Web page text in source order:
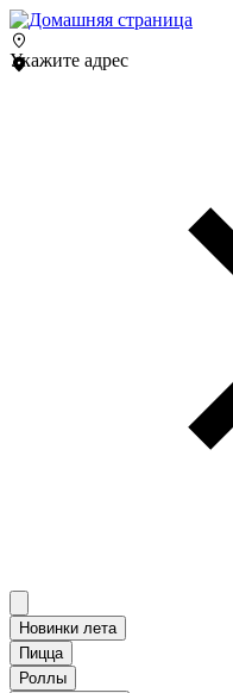
Укажите адрес
Новинки лета
Пицца
Роллы